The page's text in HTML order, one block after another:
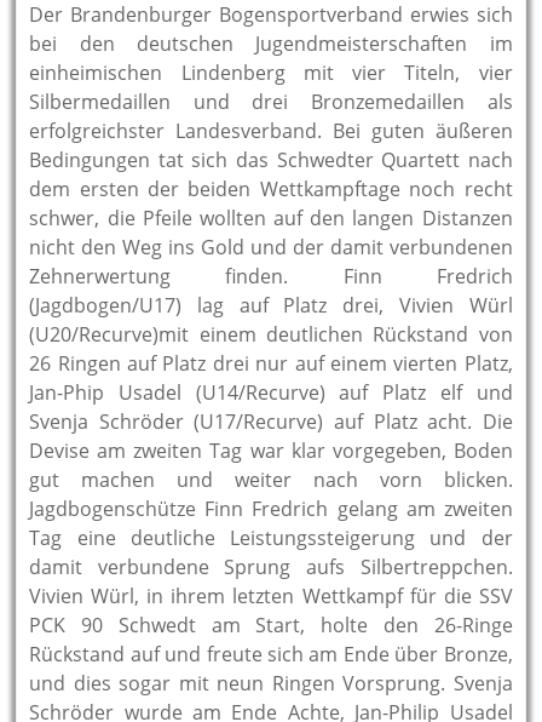
Der Brandenburger Bogensportverband erwies sich
bei den deutschen Jugendmeisterschaften im
einheimischen Lindenberg mit vier Titeln, vier
Silbermedaillen und drei Bronzemedaillen als
erfolgreichster Landesverband. Bei guten äußeren
Bedingungen tat sich das Schwedter Quartett nach
dem ersten der beiden Wettkampftage noch recht
schwer, die Pfeile wollten auf den langen Distanzen
nicht den Weg ins Gold und der damit verbundenen
Zehnerwertung finden. Finn Fredrich
(Jagdbogen/U17) lag auf Platz drei, Vivien Würl
(U20/Recurve)mit einem deutlichen Rückstand von
26 Ringen auf Platz drei nur auf einem vierten Platz,
Jan-Phip Usadel (U14/Recurve) auf Platz elf und
Svenja Schröder (U17/Recurve) auf Platz acht. Die
Devise am zweiten Tag war klar vorgegeben, Boden
gut machen und weiter nach vorn blicken.
Jagdbogenschütze Finn Fredrich gelang am zweiten
Tag eine deutliche Leistungssteigerung und der
damit verbundene Sprung aufs Silbertreppchen.
Vivien Würl, in ihrem letzten Wettkampf für die SSV
PCK 90 Schwedt am Start, holte den 26-Ringe
Rückstand auf und freute sich am Ende über Bronze,
und dies sogar mit neun Ringen Vorsprung. Svenja
Schröder wurde am Ende Achte, Jan-Philip Usadel